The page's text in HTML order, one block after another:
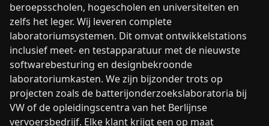
beroepsscholen, hogescholen en universiteiten en
zelfs het leger. Wij leveren complete
laboratoriumsystemen. Dit omvat ontwikkelstations
inclusief meet- en testapparatuur met de nieuwste
softwarebesturing en designbekroonde
laboratoriumkasten. We zijn bijzonder trots op
projecten zoals de batterijonderzoekslaboratoria bij
VW of de opleidingscentra van het Berlijnse
vervoersbedrijf. Elke klant krijgt een op maat